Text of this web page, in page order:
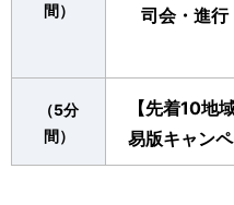
間）
司会・進
（5分
間）
【先着10地
易版キャン